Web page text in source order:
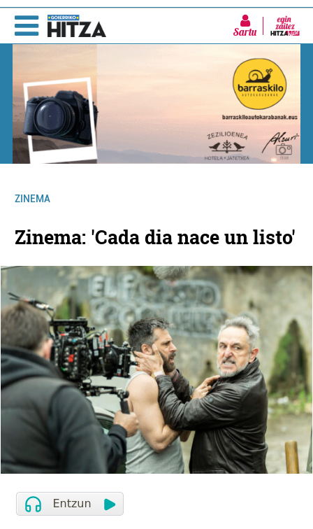
Sartu
ZINEMA
Zinema: 'Cada dia nace un listo'